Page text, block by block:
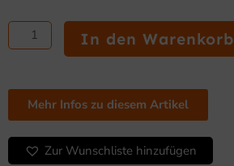
war:
2.030,00 €
ist:
1.609,00 €.
Neutrales
Möbel
mit
800
mm
Serie
900
mit
In den Warenkorb
Mehr Infos zu diesem Artikel
Zur Wunschliste hinzufügen